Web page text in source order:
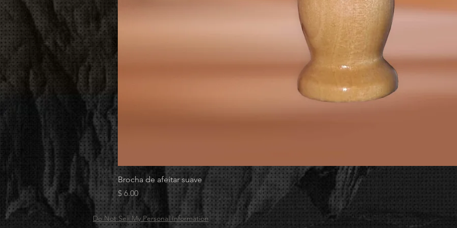
Vista rápida
Brocha de afeitar suave
Precio
$ 6.00
Do Not Sell My Personal Information